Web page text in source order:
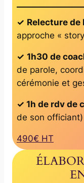
✓ Relecture de
approche «
✓ 1h30 de
de parole,
cérémonie et
✓ 1h de rdv de
de son officiant)
490€ HT